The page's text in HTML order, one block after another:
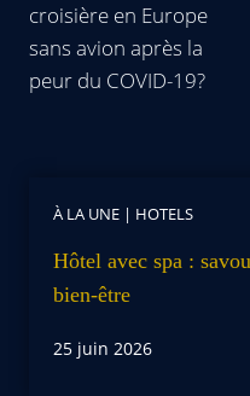
croisière en Europe
sans avion après la
peur du COVID-19?
À LA UNE | HOTELS
Hôtel avec spa :
bien-être
25 juin 2026